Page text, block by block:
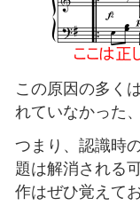
この原因の多く
れていなかった
つまり、認識時
題は解消される
作はぜひ覚えて